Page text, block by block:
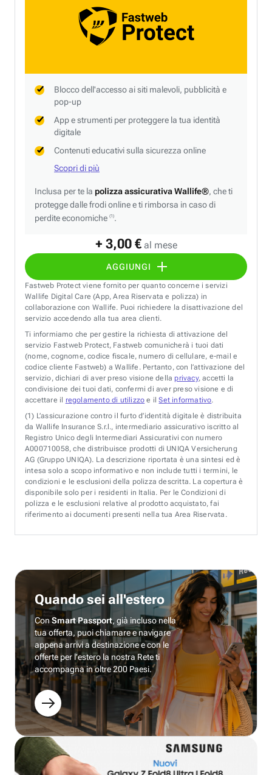
+ 3,00 € al mese
AGGIUNGI
Blocco dell'accesso ai siti malevoli, pubblicità e
pop-up
App e strumenti per proteggere la tua identità
digitale
Contenuti educativi sulla sicurezza online
Scopri di più
Inclusa per te la polizza assicurativa Wallife®, che ti
protegge dalle frodi online e ti rimborsa in caso di
perdite economiche (1).
Fastweb Protect viene fornito per quanto concerne i servizi
Wallife Digital Care (App, Area Riservata e polizza) in
collaborazione con Wallife. Puoi richiedere la disattivazione del
servizio accedendo alla tua area clienti.
Ti informiamo che per gestire la richiesta di attivazione del
servizio Fastweb Protect, Fastweb comunicherà i tuoi dati
(nome, cognome, codice fiscale, numero di cellulare, e-mail e
codice cliente Fastweb) a Wallife. Pertanto, con l’attivazione del
servizio, dichiari di aver preso visione della privacy, accetti la
condivisione dei tuoi dati, confermi di aver preso visione e di
accettare il regolamento di utilizzo e ilSet informativo.
(1) L’assicurazione contro il furto d’identità digitale è distribuita
da Wallife Insurance S.r.l., intermediario assicurativo iscritto al
Registro Unico degli Intermediari Assicurativi con numero
A000710058, che distribuisce prodotti di UNIQA Versicherung
AG (Gruppo UNIQA). La descrizione riportata è una sintesi ed è
intesa solo a scopo informativo e non include tutti i termini, le
condizioni e le esclusioni della polizza descritta. La copertura è
disponibile solo per i residenti in Italia. Per le Condizioni di
polizza e le esclusioni relative al prodotto acquistato, fai
riferimento ai documenti presenti nella tua Area Riservata.
Quando sei all'estero
ConSmart Passport, già incluso nella
tua offerta, puoi chiamare e navigare
appena arrivi a destinazione e con le
offerte per l’estero la nostra Rete ti
accompagna in oltre 200 Paesi.